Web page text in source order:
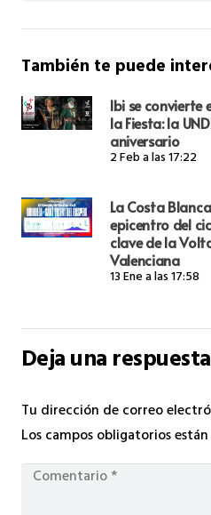
También te puede
Ibi se convierte
la Fiesta: la
aniversario
2 Feb a las 17:22
La Costa
epicentro del
clave de la
Valenciana
13 Ene a las 17:58
Deja una respuesta
Tu dirección de correo
Los campos obligatorios